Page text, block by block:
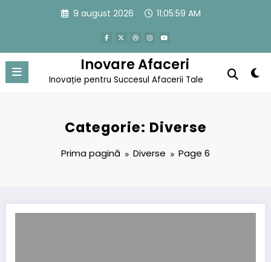
9 august 2026 11:06:00 AM
Inovare Afaceri
Inovație pentru Succesul Afacerii Tale
Categorie: Diverse
Prima pagină Diverse Page 6